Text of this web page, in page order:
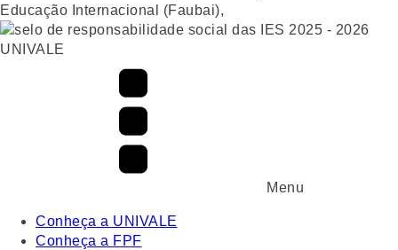
UNIVALE
Menu
Conheça a UNIVALE
Conheça a FPF